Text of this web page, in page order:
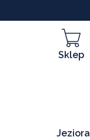
Sklep
Jeziora